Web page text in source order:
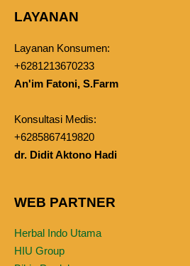
LAYANAN
Layanan Konsumen:
+6281213670233
An'im Fatoni, S.Farm
Konsultasi Medis:
+6285867419820
dr. Didit Aktono Hadi
WEB PARTNER
Herbal Indo Utama
HIU Group